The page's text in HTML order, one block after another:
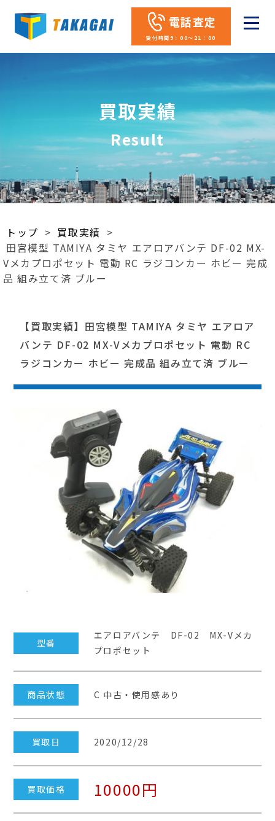
電話査定
受付時間9：00～21：00
買取実績
Result
トップ > 買取実績 >
田宮模型 TAMIYA タミヤ エアロアバンテ DF-02 MX-
Vメカプロポセット 電動 RC ラジコンカー ホビー 完成
品 組み立て済 ブルー
【買取実績】田宮模型 TAMIYA タミヤ エアロア
バンテ DF-02 MX-Vメカプロポセット 電動 RC
ラジコンカー ホビー 完成品 組み立て済 ブルー
型番
エアロアバンテ DF-02 MX-Vメカ
プロポセット
商品状態 C 中古・使用感あり
買取日 2020/12/28
買取価格 10000円